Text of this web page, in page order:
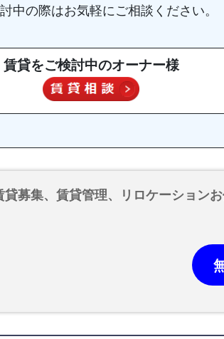
中の際はお気軽にご相談ください。
賃貸をご検討中のオーナー様
貸募集、賃貸管理、リロケーション